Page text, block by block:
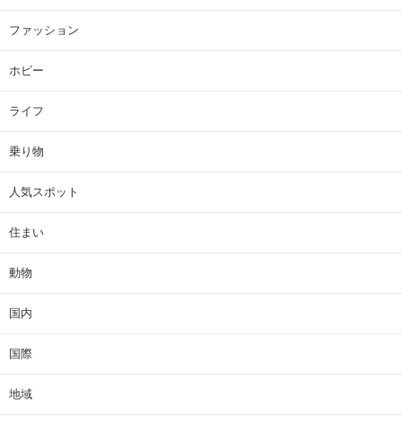
ファッション
ホビー
ライフ
乗り物
人気スポット
住まい
動物
国内
国際
地域